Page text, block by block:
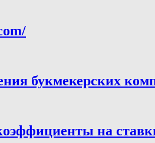
букмекерских
на